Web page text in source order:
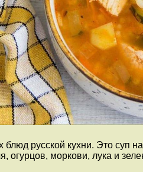
русской кухни. Это суп
огурцов, моркови, лука и